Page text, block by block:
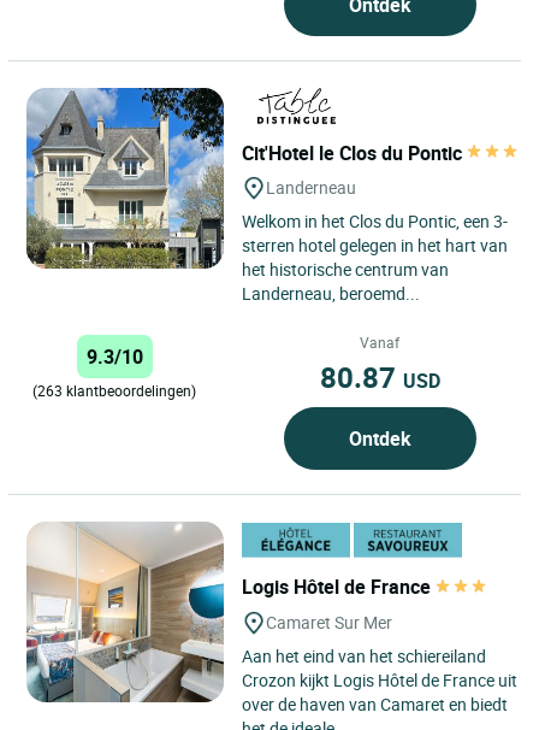
Cit'Hotel le Clos du Pontic
Landerneau
Welkom in het Clos du Pontic, een 3-
sterren hotel gelegen in het hart van
het historische centrum van
Landerneau, beroemd...
9.3/10
(263 klantbeoordelingen)
Vanaf
80.87 USD
Ontdek
Logis Hôtel de France
Camaret Sur Mer
Aan het eind van het schiereiland
Crozon kijkt Logis Hôtel de France uit
over de haven van Camaret en biedt